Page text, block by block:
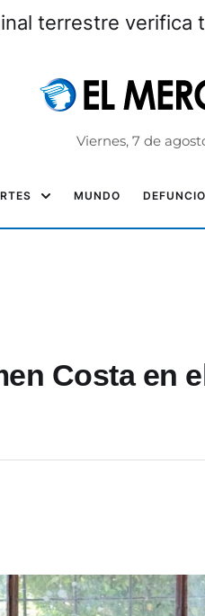
terrestre verifica
Viernes, 7 de
MUNDO
Costa en